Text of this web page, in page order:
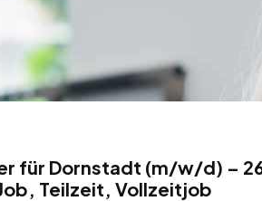
für Dornstadt (m/w/d) –
Teilzeit, Vollzeitjob